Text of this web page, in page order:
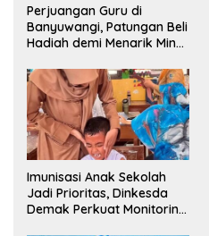
Perjuangan Guru di
Banyuwangi, Patungan Beli
Hadiah demi Menarik Minat
Imunisasi Anak Sekolah
Jadi Prioritas, Dinkesda
Demak Perkuat Monitoring